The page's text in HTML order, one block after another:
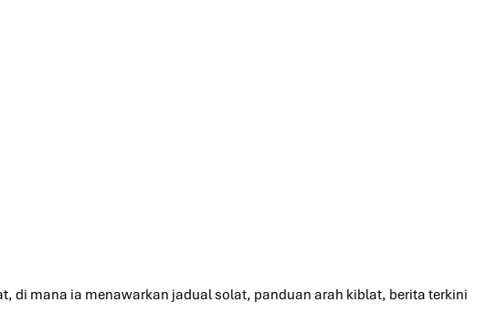
di mana ia menawarkan jadual solat, panduan arah kiblat, berita terkini